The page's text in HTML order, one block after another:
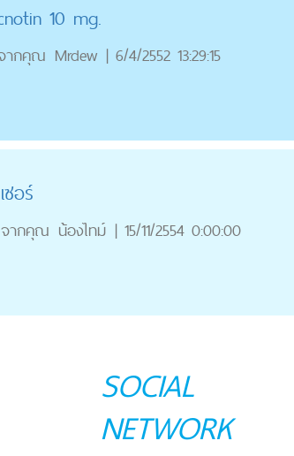
10 mg.
ากคุณ Mrdew | 6/4/2552 13:29:15
ซอร์
จากคุณ น้องไทม์ | 15/11/2554 0:00:00
SOCIAL
NETWORK